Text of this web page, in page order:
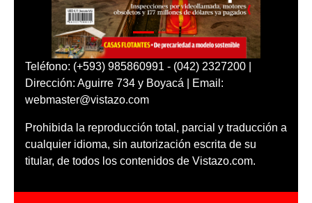
Teléfono: (+593) 985860991 - (042) 2327200 |
Dirección: Aguirre 734 y Boyacá | Email:
webmaster@vistazo.com
Prohibida la reproducción total, parcial y traducción a
cualquier idioma, sin autorización escrita de su
titular, de todos los contenidos de Vistazo.com.